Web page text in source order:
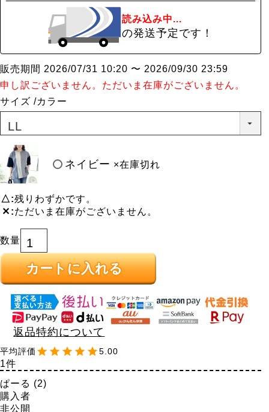
読み込み中...
の発送予定です！
販売期間 2026/07/31 10:20 〜 2026/09/30 23:59
申し訳ございません。ただいま在庫がございません。
サイズ
カラー
ネイビー ×在庫切れ
△ 残りわずかです。
✕ ただいま在庫がございません。
カートに入れる
返品特約について
5.00
1
ぱーる
2
購入者
非公開